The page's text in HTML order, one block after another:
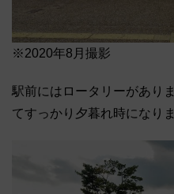
※2020年8月撮影
駅前にはロータリーがあり
てすっかり夕暮れ時になりま